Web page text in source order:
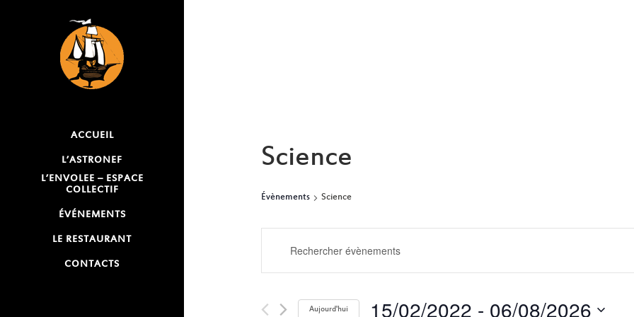
ACCUEIL
L’ASTRONEF
L’ENVOLEE – ESPACE
COLLECTIF
ÉVÉNEMENTS
LE RESTAURANT
CONTACTS
Science
Évènements Science
RECHERCHE
ET
NAVIGATION
Rechercher
Aujourd'hui 15/02/2022 - 06/08/2026